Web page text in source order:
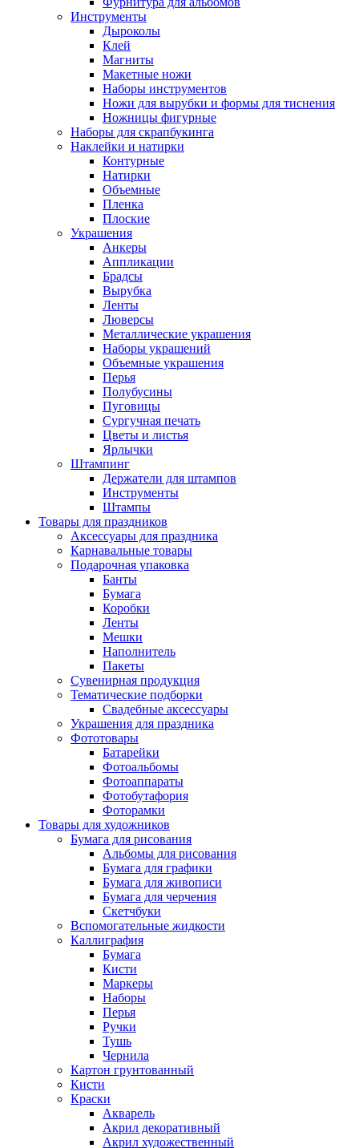
Инструменты
Дыроколы
Клей
Магниты
Макетные ножи
Наборы инструментов
Ножи для вырубки и формы для тиснения
Ножницы фигурные
Наборы для скрапбукинга
Наклейки и натирки
Контурные
Натирки
Объемные
Пленка
Плоские
Украшения
Анкеры
Аппликации
Брадсы
Вырубка
Ленты
Люверсы
Металлические украшения
Наборы украшений
Объемные украшения
Перья
Полубусины
Пуговицы
Сургучная печать
Цветы и листья
Ярлычки
Штампинг
Держатели для штампов
Инструменты
Штампы
Товары для праздников
Аксессуары для праздника
Карнавальные товары
Подарочная упаковка
Банты
Бумага
Коробки
Ленты
Мешки
Наполнитель
Пакеты
Сувенирная продукция
Тематические подборки
Свадебные аксессуары
Украшения для праздника
Фототовары
Батарейки
Фотоальбомы
Фотоаппараты
Фотобутафория
Фоторамки
Товары для художников
Бумага для рисования
Альбомы для рисования
Бумага для графики
Бумага для живописи
Бумага для черчения
Скетчбуки
Вспомогательные жидкости
Каллиграфия
Бумага
Кисти
Маркеры
Наборы
Перья
Ручки
Тушь
Чернила
Картон грунтованный
Кисти
Краски
Акварель
Акрил декоративный
Акрил художественный